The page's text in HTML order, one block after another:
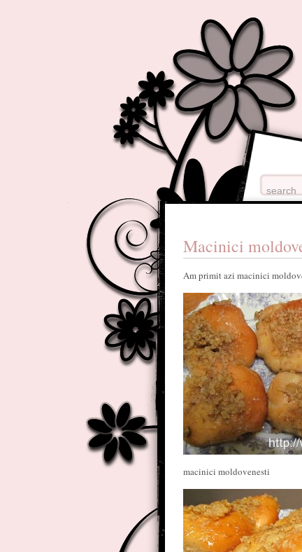
Macinici
Am primit azi macinici
macinici moldovenesti